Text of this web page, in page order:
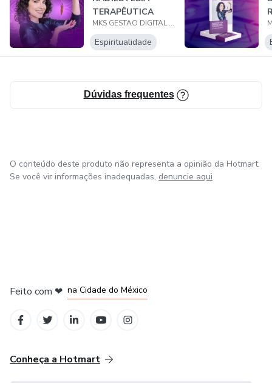
TERAPÊUTICA
MKS GESTAO DIGITAL LTDA
Espiritualidade
Dúvidas frequentes
O conteúdo deste produto não representa a opinião da Hotmart.
Se você vir informações inadequadas, denuncie aqui
Feito com ❤ na Cidade do México
Conheça a Hotmart